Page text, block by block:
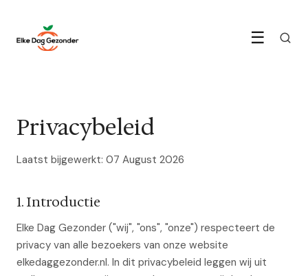
☰
Privacybeleid
Laatst bijgewerkt: 07 August 2026
1. Introductie
Elke Dag Gezonder ("wij", "ons", "onze") respecteert de
privacy van alle bezoekers van onze website
elkedaggezonder.nl. In dit privacybeleid leggen wij uit